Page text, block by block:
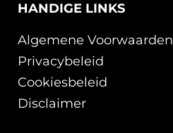
HANDIGE LINKS
Algemene Voorwaarden
Privacybeleid
Cookiesbeleid
Disclaimer